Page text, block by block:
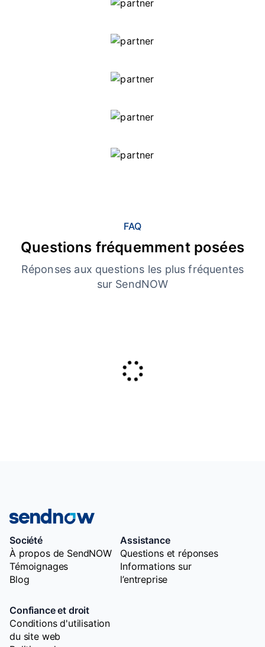
FAQ
Questions fréquemment posées
Réponses aux questions les plus fréquentes
sur SendNOW
Société
À propos de SendNOW
Témoignages
Blog
Assistance
Questions et réponses
Informations sur
l’entreprise
Confiance et droit
Conditions d'utilisation
du site web